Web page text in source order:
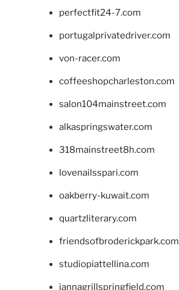
perfectfit24-7.com
portugalprivatedriver.com
von-racer.com
coffeeshopcharleston.com
salon104mainstreet.com
alkaspringswater.com
318mainstreet8h.com
lovenailsspari.com
oakberry-kuwait.com
quartzliterary.com
friendsofbroderickpark.com
studiopiattellina.com
jannagrillspringfield.com